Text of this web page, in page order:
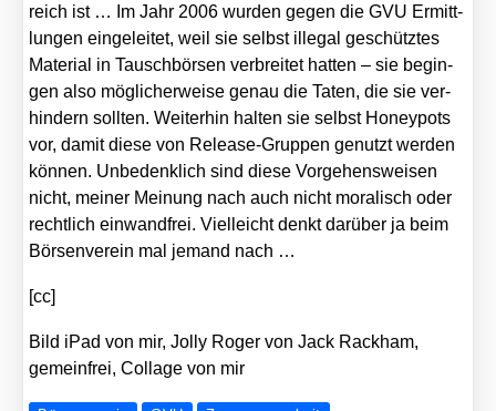
reich ist … Im Jahr 2006 wur­den gegen die GVU Ermitt­
lun­gen ein­ge­lei­tet, weil sie selbst ille­gal geschütz­tes
Mate­ri­al in Tausch­bör­sen ver­brei­tet hat­ten – sie begin­
gen also mög­li­cher­wei­se genau die Taten, die sie ver­
hin­dern soll­ten. Wei­ter­hin hal­ten sie selbst Honey­po­ts
vor, damit die­se von Release-Grup­pen genutzt wer­den
kön­nen. Unbe­denk­lich sind die­se Vor­ge­hens­wei­sen
nicht, mei­ner Mei­nung nach auch nicht mora­lisch oder
recht­lich ein­wand­frei. Viel­leicht denkt dar­über ja beim
Bör­sen­ver­ein mal jemand nach …
[cc]
Bild iPad von mir, Jol­ly Roger von Jack Rack­ham,
gemein­frei, Col­la­ge von mir